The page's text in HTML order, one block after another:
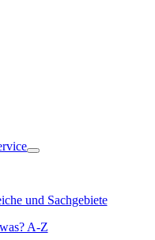
und Sachgebiete
A-Z